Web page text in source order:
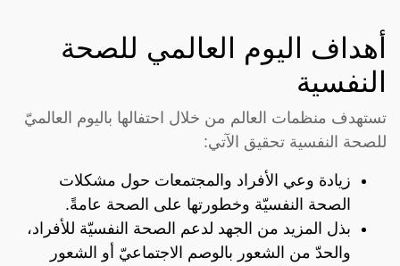
أهداف اليوم العالمي للصحة
النفسية
تستهدف منظمات العالم من خلال احتفالها باليوم العالميّ
للصحة النفسية تحقيق الآتي:
زيادة وعي الأفراد والمجتمعات حول مشكلات
الصحة النفسيّة وخطورتها على الصحة عامةً.
بذل المزيد من الجهد لدعم الصحة النفسيّة للأفراد،
والحدّ من الشعور بالوصم الاجتماعيّ أو الشعور